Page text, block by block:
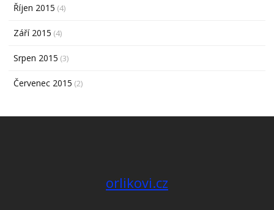
Říjen 2015 (4)
Září 2015 (4)
Srpen 2015 (3)
Červenec 2015 (2)
orlikovi.cz